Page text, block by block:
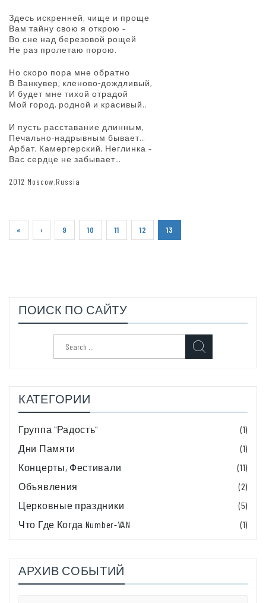
Здесь искренней, чище и проще
Вам тайну свою я открою –
Во сне над березовой рощей
Не раз пролетаю порою.
Но скоро пора мне обратно
В Ванкувер, кленово-дождливый,
И будет мне тихой отрадой
Мой город, родной и красивый..
И пусть расставание длинным,
Печально-надрывным бывает…
Арбат, Камергерский, Неглинка –
Вас сердце не забывает…
2012 Moscow,Russia
« ‹ 9 10 11 12 13
ПОИСК ПО САЙТУ
КАТЕГОРИИ
Группа "Радость"
(1)
Дни Памяти
(1)
Концерты, Фестивали
(11)
Объявления
(2)
Церковные праздники
(5)
Что Где Когда Number-VAN
(1)
АРХИВ СОБЫТИЙ